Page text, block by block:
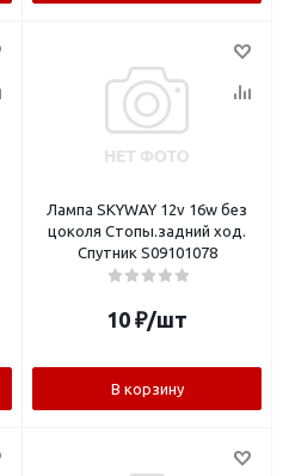
Лампа SKYWAY 12v 16w без
цоколя Стопы.задний ход.
Спутник S09101078
10 ₽/шт
В корзину